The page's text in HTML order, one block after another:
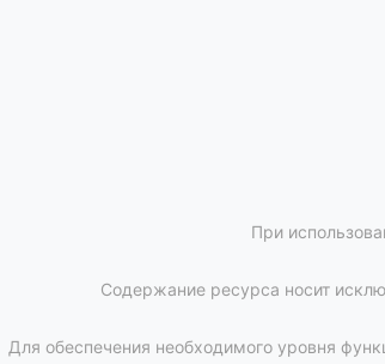
При
Содержание ресурса носит
Для обеспечения необходимого уровня